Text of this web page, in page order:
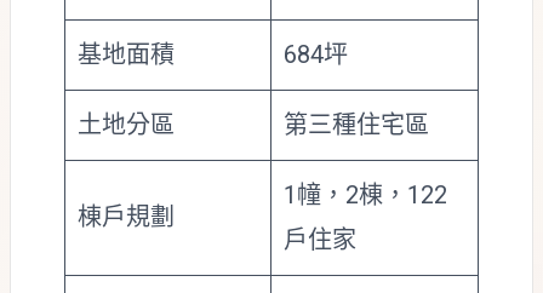
基地面積 684坪
土地分區 第三種住宅區
棟戶規劃
1幢，2棟，122
戶住家